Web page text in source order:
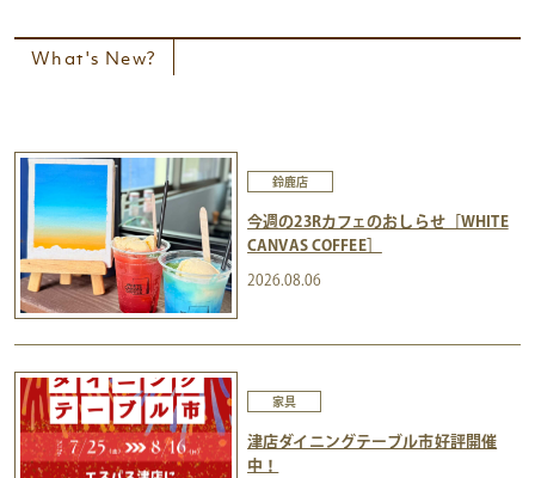
What's New?
鈴鹿店
今週の23Rカフェのおしらせ［WHITE
CANVAS COFFEE］
2026.08.06
家具
津店ダイニングテーブル市好評開催
中！